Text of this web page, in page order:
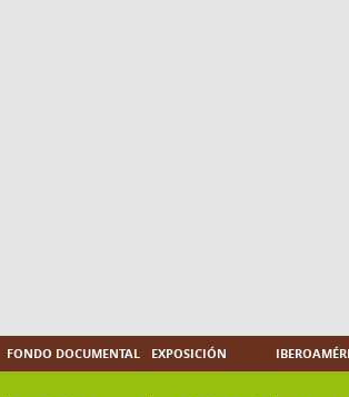
FONDO DOCUMENTAL EXPOSICIÓN